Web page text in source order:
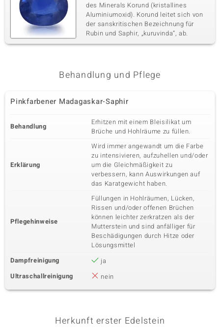
des Minerals Korund (kristallines
Aluminiumoxid). Korund leitet sich von
der sanskritischen Bezeichnung für
Rubin und Saphir, „kuruvinda“, ab.
Behandlung und Pflege
Pinkfarbener Madagaskar-Saphir
Behandlung
Erhitzen mit einem Bleisilikat um
Brüche und Hohlräume zu füllen.
Erklärung
Wird immer angewandt um die Farbe
zu intensivieren, aufzuhellen und/oder
um die Gleichmäßigkeit zu
verbessern, kann Auswirkungen auf
das Karatgewicht haben.
Pflegehinweise
Füllungen in Hohlräumen, Lücken,
Rissen und/oder offenen Brüchen
können leichter zerkratzen als der
Mutterstein und sind anfälliger für
Beschädigungen durch Hitze oder
Lösungsmittel
Dampfreinigung
ja
Ultraschallreinigung
nein
Herkunft erster Edelstein